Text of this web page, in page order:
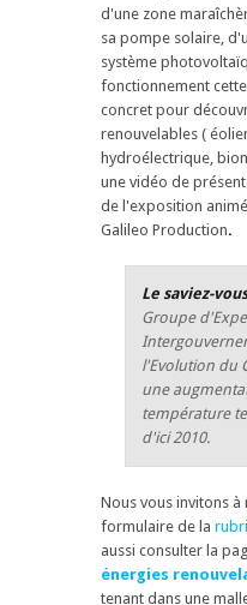
d'une zone
sa pompe solaire,
système
fonctionnement
concret pour
renouvelables (
hydroélectrique,
une vidéo de
de l'exposition
Galileo Production.
Le saviez-
Groupe
l'Evolution du
une
température
d'ici 2010.
Nous vous invitons
formulaire de la
aussi consulter la
énergies
tenant dans une